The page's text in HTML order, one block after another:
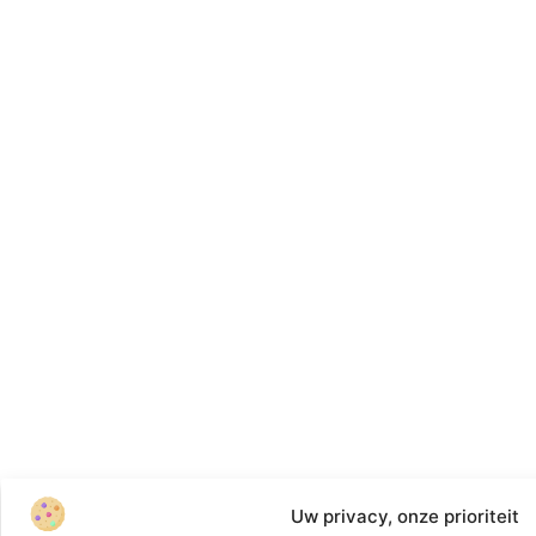
Uw privacy, onze prioriteit